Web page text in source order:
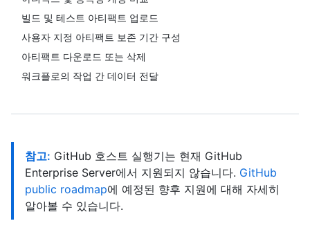
빌드 및 테스트 아티팩트 업로드
사용자 지정 아티팩트 보존 기간 구성
아티팩트 다운로드 또는 삭제
워크플로의 작업 간 데이터 전달
참고: GitHub 호스트 실행기는 현재 GitHub
Enterprise Server에서 지원되지 않습니다. GitHub
public roadmap에 예정된 향후 지원에 대해 자세히
알아볼 수 있습니다.